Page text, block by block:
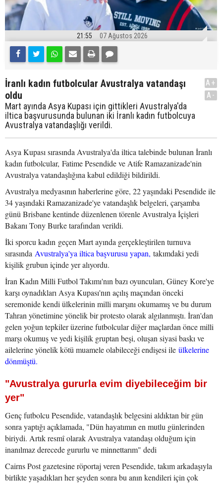
21:55 07 Ağustos 2026
İranlı kadın futbolcular Avustralya vatandaşı
oldu
Mart ayında Asya Kupası için gittikleri Avustralya'da
iltica başvurusunda bulunan iki İranlı kadın futbolcuya
Avustralya vatandaşlığı verildi.
A+
A-
Asya Kupası sırasında Avustralya'da iltica talebinde bulunan İranlı
kadın futbolcular, Fatime Pesendide ve Atife Ramazanizade'nin
Avustralya vatandaşlığına kabul edildiği bildirildi.
Avustralya medyasının haberlerine göre, 22 yaşındaki Pesendide ile
34 yaşındaki Ramazanizade'ye vatandaşlık belgeleri, çarşamba
günü Brisbane kentinde düzenlenen törenle Avustralya İçişleri
Bakanı Tony Burke tarafından verildi.
İki sporcu kadın geçen Mart ayında gerçekleştirilen turnuva
sırasında Avustralya'ya iltica başvurusu yapan, takımdaki yedi
kişilik grubun içinde yer alıyordu.
İran Kadın Milli Futbol Takımı'nın bazı oyuncuları, Güney Kore'ye
karşı oynadıkları Asya Kupası'nın açılış maçından önceki
seremonide kendi ülkelerinin milli marşını okumamış ve bu durum
Tahran yönetimine yönelik bir protesto olarak algılanmıştı. İran'dan
gelen yoğun tepkiler üzerine futbolcular diğer maçlardan önce milli
marşı okumuş ve yedi kişilik gruptan beşi, oluşan siyasi baskı ve
ailelerine yönelik kötü muamele olabileceği endişesi ile ülkelerine
dönmüştü.
"Avustralya gururla evim diyebileceğim bir
yer"
Genç futbolcu Pesendide, vatandaşlık belgesini aldıktan bir gün
sonra yaptığı açıklamada, "Dün hayatımın en mutlu günlerinden
biriydi. Artık resmî olarak Avustralya vatandaşı olduğum için
inanılmaz derecede gururlu ve minnettarım" dedi
Cairns Post gazetesine röportaj veren Pesendide, takım arkadaşıyla
birlikte yaşadıkları her şeyden sonra bu anın kendileri için çok